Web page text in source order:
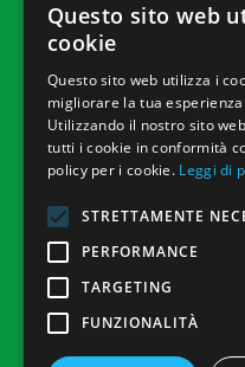
Tel.:3756633576
Email:
Admin
© Copyright 2026 -
Questo sito web
cookie
Questo sito web utilizza i
migliorare la tua
Utilizzando il nostro sito
tutti i cookie in conformità
policy per i cookie. Leggi di
STRETTAMENTE
PERFORMANCE
TARGETING
FUNZIONALITÀ